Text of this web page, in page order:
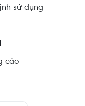
sử dụng
cáo